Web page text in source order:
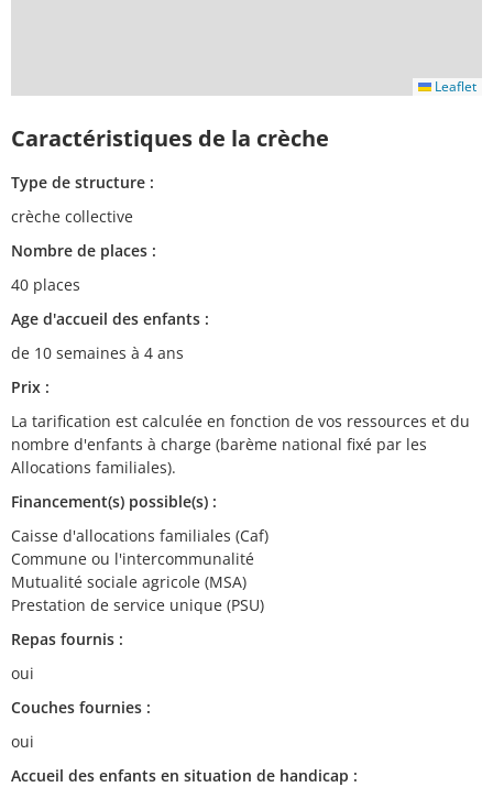
Leaflet
Caractéristiques de la crèche
Type de structure :
crèche collective
Nombre de places :
40 places
Age d'accueil des enfants :
de 10 semaines à 4 ans
Prix :
La tarification est calculée en fonction de vos ressources et du
nombre d'enfants à charge (barème national fixé par les
Allocations familiales).
Financement(s) possible(s) :
Caisse d'allocations familiales (Caf)
Commune ou l'intercommunalité
Mutualité sociale agricole (MSA)
Prestation de service unique (PSU)
Repas fournis :
oui
Couches fournies :
oui
Accueil des enfants en situation de handicap :